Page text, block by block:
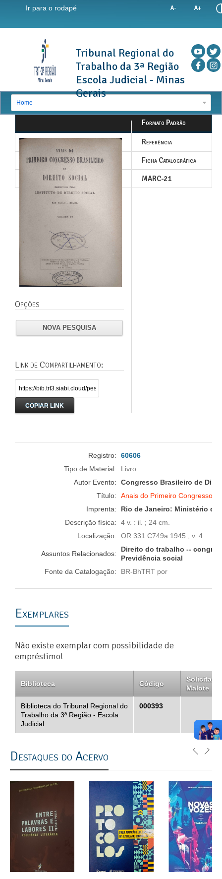
Ir para o rodapé
Tribunal Regional do
Trabalho da 3ª Região
Escola Judicial - Minas
Gerais
Home
Opções
NOVA PESQUISA
Link de Compartilhamento:
COPIAR LINK
Formato Padrão
Referência
Ficha Catalográfica
MARC-21
Registro:
60606
Tipo de Material:
Livro
Autor Evento:
Congresso Brasileiro de
Título:
Anais do Primeiro Congresso
Imprenta:
Rio de Janeiro: Ministério do
Descrição física:
4 v. : il. ; 24 cm.
Localização:
OR 331 C749a 1945 ; v. 4
Assuntos Relacionados:
Direito do trabalho --
Previdência social
Fonte da Catalogação:
BR-BhTRT por
Exemplares
Não existe exemplar com possibilidade de
empréstimo!
Biblioteca Código
Solicitar
Malote
Biblioteca do Tribunal Regional do
Trabalho da 3ª Região - Escola
Judicial
000393
Destaques do Acervo